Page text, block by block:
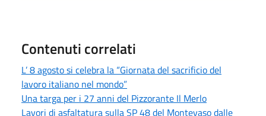
Contenuti correlati
L’ 8 agosto si celebra la “Giornata del sacrificio del
lavoro italiano nel mondo”
Una targa per i 27 anni del Pizzorante Il Merlo
Lavori di asfaltatura sulla SP 48 del Montevaso dalle